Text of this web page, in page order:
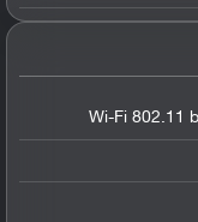
Wi-Fi 802.11